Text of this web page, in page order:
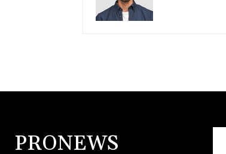
PRONEWS